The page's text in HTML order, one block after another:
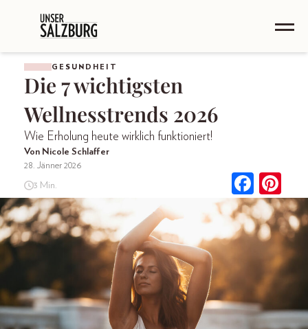
GESUNDHEIT
Die 7 wichtigsten
Wellnesstrends 2026
Wie Erholung heute wirklich funktioniert!
Von Nicole Schlaffer
28. Jänner 2026
3 Min.